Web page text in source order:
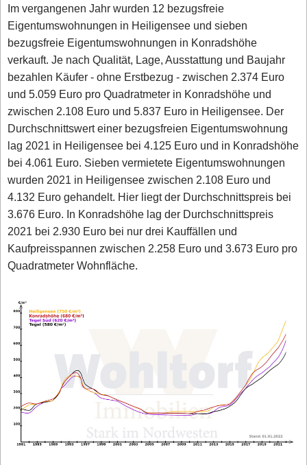
Im vergangenen Jahr wurden 12 bezugsfreie
Eigentumswohnungen in Heiligensee und sieben
bezugsfreie Eigentumswohnungen in Konradshöhe
verkauft. Je nach Qualität, Lage, Ausstattung und Baujahr
bezahlen Käufer - ohne Erstbezug - zwischen 2.374 Euro
und 5.059 Euro pro Quadratmeter in Konradshöhe und
zwischen 2.108 Euro und 5.837 Euro in Heiligensee. Der
Durchschnittswert einer bezugsfreien Eigentumswohnung
lag 2021 in Heiligensee bei 4.125 Euro und in Konradshöhe
bei 4.061 Euro. Sieben vermietete Eigentumswohnungen
wurden 2021 in Heiligensee zwischen 2.108 Euro und
4.132 Euro gehandelt. Hier liegt der Durchschnittspreis bei
3.676 Euro. In Konradshöhe lag der Durchschnittspreis
2021 bei 2.930 Euro bei nur drei Kauffällen und
Kaufpreisspannen zwischen 2.258 Euro und 3.673 Euro pro
Quadratmeter Wohnfläche.